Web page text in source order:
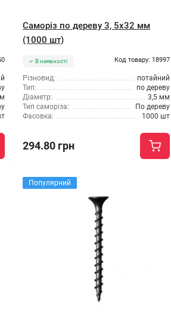
Саморіз по дереву 3, 5x32 мм
(1000 шт)
В наявності Код товару: 18997
Різновид:
потайний
Тип:
по дереву
Діаметр:
3,5 мм
Тип саморіза:
По дереву
Фасовка:
1000 шт
294.80 грн
Популярний